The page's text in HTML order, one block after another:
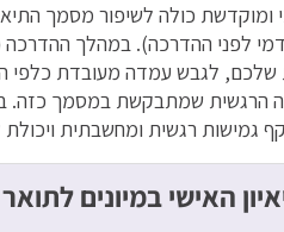
ומוקדשת כולה לשיפור מסמך
לפני ההדרכה). במהלך ההדרכה
לגבש עמדה מעובדת כלפי
הרגשית שמתבקשת במסמך כזה.
רגשית ומחשבתית ויכולת
האישי במיונים לתואר